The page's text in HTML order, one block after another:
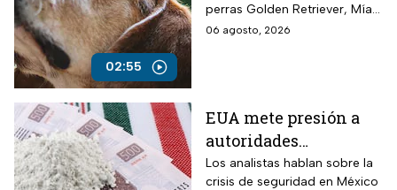
02:55
perras Golden Retriever, Mía y
Camila, de seis años, robadas
06 agosto, 2026
EUA mete presión a
autoridades
mexicanas para
Los analistas hablan sobre la
crisis de seguridad en México